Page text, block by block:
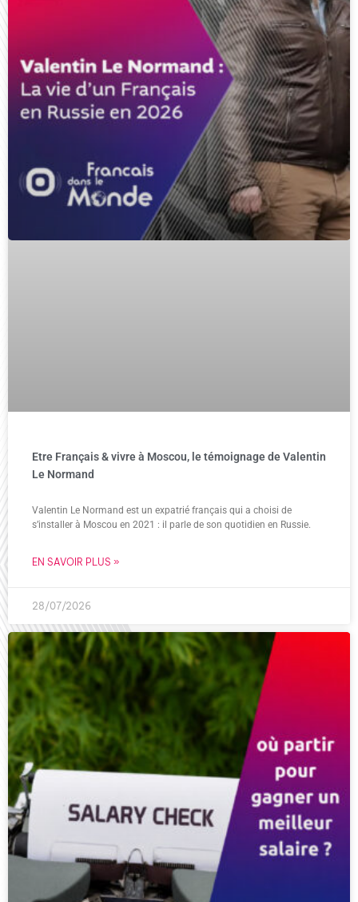
Etre Français & vivre à Moscou, le témoignage de Valentin
Le Normand
Valentin Le Normand est un expatrié français qui a choisi de
s’installer à Moscou en 2021 : il parle de son quotidien en Russie.
EN SAVOIR PLUS »
28/07/2026